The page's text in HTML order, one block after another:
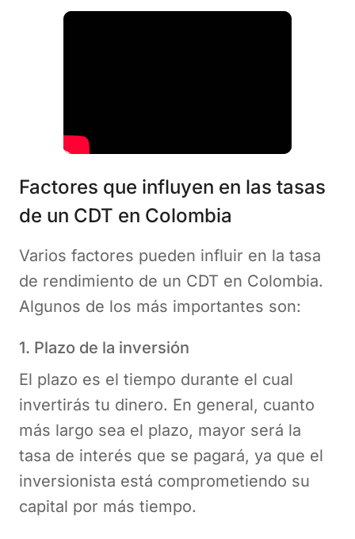
Factores que influyen en las tasas
de un CDT en Colombia
Varios factores pueden influir en la tasa
de rendimiento de un CDT en Colombia.
Algunos de los más importantes son:
1. Plazo de la inversión
El plazo es el tiempo durante el cual
invertirás tu dinero. En general, cuanto
más largo sea el plazo, mayor será la
tasa de interés que se pagará, ya que el
inversionista está comprometiendo su
capital por más tiempo.